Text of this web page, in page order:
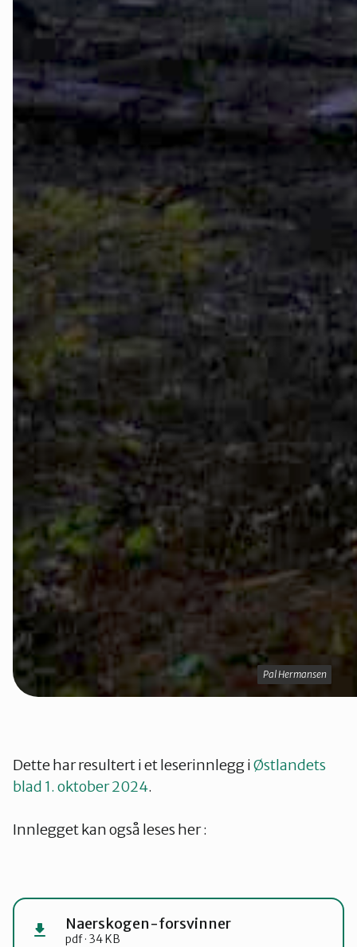
Oslo Øst
Oslo Sør
Oslo Vest
Vestby-
Pal Hermansen
Pal Hermansen
Dette har resultert i et leserinnlegg iØstlandets
blad 1. oktober 2024.
Innlegget kan også leses her :
Naerskogen-forsvinner
pdf · 34 KB